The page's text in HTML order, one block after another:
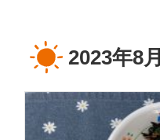
2023年8月